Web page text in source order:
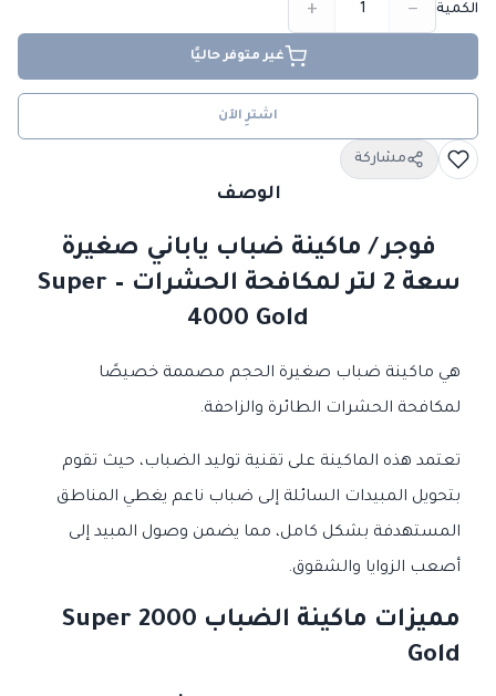
الكمية −
+
غير متوفر حاليًا
اشترِ الآن
مشاركة
الوصف
فوجر / ماكينة ضباب ياباني صغيرة
سعة 2 لتر لمكافحة الحشرات – Super
4000 Gold
هي ماكينة ضباب صغيرة الحجم مصممة خصيصًا
لمكافحة الحشرات الطائرة والزاحفة.
تعتمد هذه الماكينة على تقنية توليد الضباب، حيث تقوم
بتحويل المبيدات السائلة إلى ضباب ناعم يغطي المناطق
المستهدفة بشكل كامل، مما يضمن وصول المبيد إلى
أصعب الزوايا والشقوق.
مميزات ماكينة الضباب Super 2000
Gold